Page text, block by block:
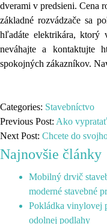
dverami v predsieni. Cena
základné rozvádzače sa
hľadáte elektrikára, ktorý
neváhajte a kontaktujte
spokojných zákazníkov.
Categories: Stavebníctvo
Previous Post: Ako
Next Post: Chcete do
Najnovšie články
Mobilný drvič
moderné stavebné
Pokládka vinylovej
odolnej podlahy